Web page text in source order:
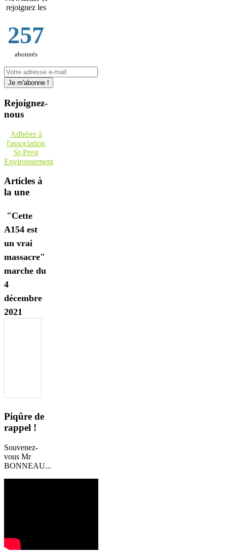
rejoignez les
257
abonnés
Rejoignez-
nous
Adhérer à
l'association
St-Prest
Environnement
Articles à
la une
"Cette
A154 est
un vrai
massacre"
marche du
4
décembre
2021
Piqûre de
rappel !
Souvenez-
vous Mr
BONNEAU...